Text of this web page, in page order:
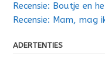
Recensie: Boutje en
Recensie: Mam, mag
ADERTENTIES